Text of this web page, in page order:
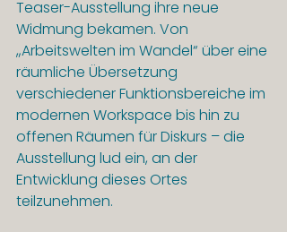
Teaser-Ausstellung ihre neue
Widmung bekamen. Von
„Arbeitswelten im Wandel“ über eine
räumliche Übersetzung
verschiedener Funktionsbereiche im
modernen Workspace bis hin zu
offenen Räumen für Diskurs – die
Ausstellung lud ein, an der
Entwicklung dieses Ortes
teilzunehmen.